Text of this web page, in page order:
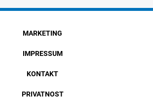
MARKETING
IMPRESSUM
KONTAKT
PRIVATNOST